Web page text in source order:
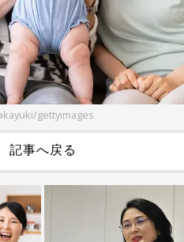
gettyimages
記事へ戻る